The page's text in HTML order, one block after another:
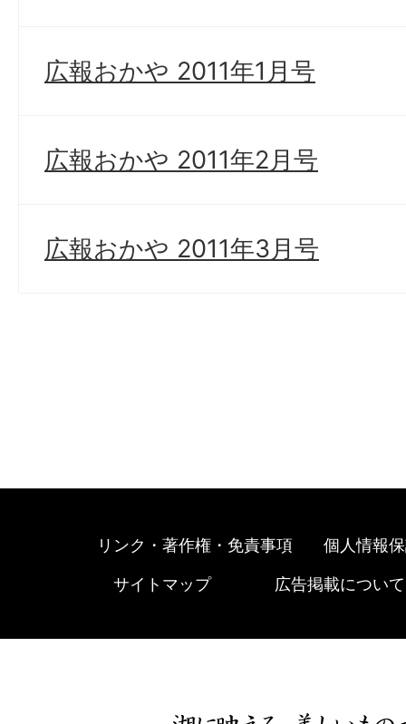
広報おかや 2011年1月号
広報おかや 2011年2月号
広報おかや 2011年3月号
リンク・著作権・免責事項 個人情報
サイトマップ 広告掲載について